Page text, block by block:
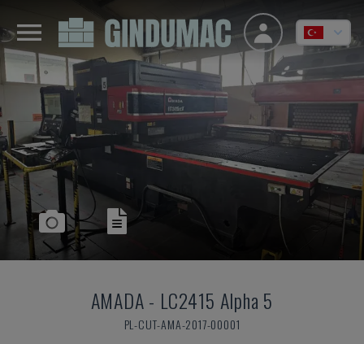
AMADA- LC2415 Alpha 5
PL-CUT-AMA-2017-00001